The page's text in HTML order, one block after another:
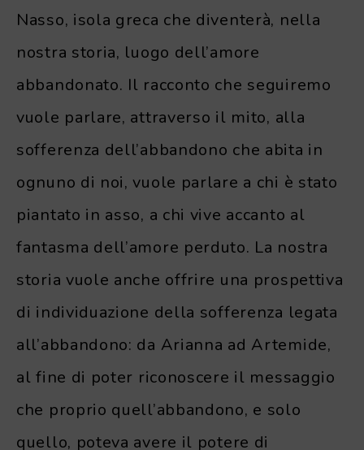
Nasso, isola greca che diventerà, nella
nostra storia, luogo dell’amore
abbandonato. Il racconto che seguiremo
vuole parlare, attraverso il mito, alla
sofferenza dell’abbandono che abita in
ognuno di noi, vuole parlare a chi è stato
piantato in asso, a chi vive accanto al
fantasma dell’amore perduto. La nostra
storia vuole anche offrire una prospettiva
di individuazione della sofferenza legata
all’abbandono: da Arianna ad Artemide,
al fine di poter riconoscere il messaggio
che proprio quell’abbandono, e solo
quello, poteva avere il potere di